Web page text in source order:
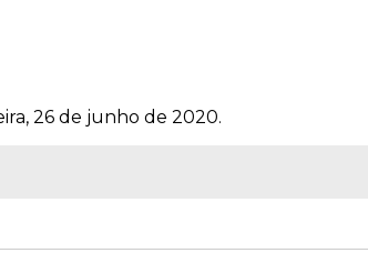
26 de junho de 2020.